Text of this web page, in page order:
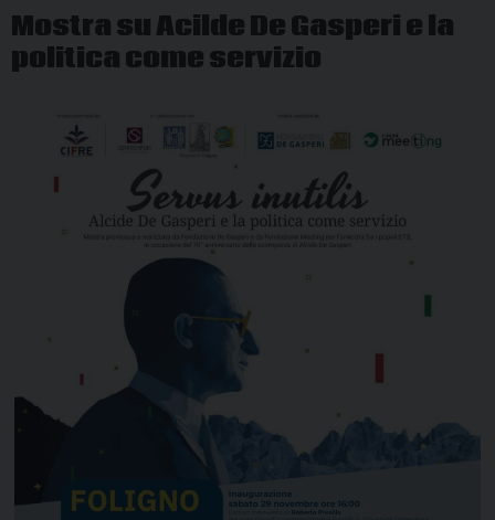
Mostra su Acilde De Gasperi e la
politica come servizio